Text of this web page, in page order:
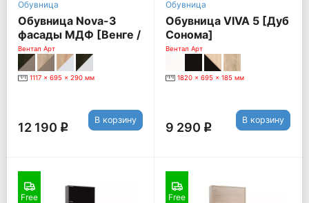
Обувница
Обувница Nova-3
фасады МДФ [Венге /
Белый глянец]
Вентал Арт
1117 x 695 x 290 мм
12 190 q
В корзину
Обувница
Обувница VIVA 5 [Дуб
Сонома]
Вентал Арт
1820 x 695 x 185 мм
9 290 q
В корзину
Free Free